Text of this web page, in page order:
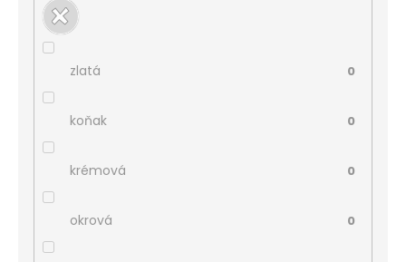
zlatá 0
koňak 0
krémová 0
okrová 0